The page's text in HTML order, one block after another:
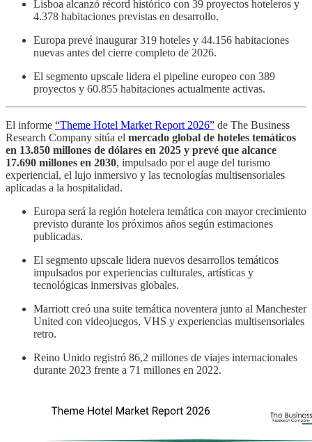
Lisboa alcanzó récord histórico con 39 proyectos hoteleros y
4.378 habitaciones previstas en desarrollo.
Europa prevé inaugurar 319 hoteles y 44.156 habitaciones
nuevas antes del cierre completo de 2026.
El segmento upscale lidera el pipeline europeo con 389
proyectos y 60.855 habitaciones actualmente activas.
El informe “Theme Hotel Market Report 2026” de The Business
Research Company sitúa el mercado global de hoteles temáticos
en 13.850 millones de dólares en 2025 y prevé que alcance
17.690 millones en 2030, impulsado por el auge del turismo
experiencial, el lujo inmersivo y las tecnologías multisensoriales
aplicadas a la hospitalidad.
Europa será la región hotelera temática con mayor crecimiento
previsto durante los próximos años según estimaciones
publicadas.
El segmento upscale lidera nuevos desarrollos temáticos
impulsados por experiencias culturales, artísticas y
tecnológicas inmersivas globales.
Marriott creó una suite temática noventera junto al Manchester
United con videojuegos, VHS y experiencias multisensoriales
retro.
Reino Unido registró 86,2 millones de viajes internacionales
durante 2023 frente a 71 millones en 2022.